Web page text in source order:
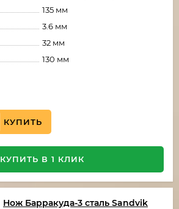
135 мм
3.6 мм
32 мм
130 мм
КУПИТЬ
КУПИТЬ В 1 КЛИК
Нож Барракуда-3 сталь Sandvik